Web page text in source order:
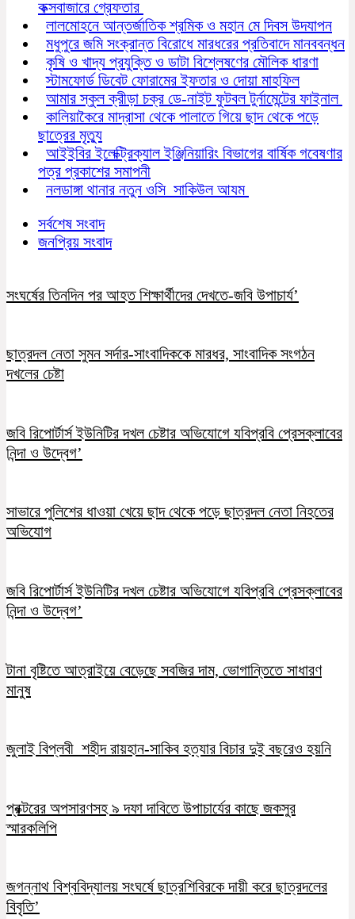
কক্সবাজারে গ্রেফতার
লালমোহনে আন্তর্জাতিক শ্রমিক ও মহান মে দিবস উদযাপন
মধুপুরে জমি সংক্রান্ত বিরোধে মারধরের প্রতিবাদে মানববন্ধন
কৃষি ও খাদ্য প্রযুক্তি ও ডাটা বিশ্লেষণের মৌলিক ধারণা
স্টামফোর্ড ডিবেট ফোরামের ইফতার ও দোয়া মাহফিল
আমার স্কুল ক্রীড়া চক্র ডে-নাইট ফুটবল টুর্নামেন্টের ফাইনাল
কালিয়াকৈরে মাদ্রাসা থেকে পালাতে গিয়ে ছাদ থেকে পড়ে
ছাত্রের মৃত্যু
আইইবির ইলেক্ট্রিক্যাল ইঞ্জিনিয়ারিং বিভাগের বার্ষিক গবেষণার
পত্র প্রকাশের সমাপনী
নলডাঙ্গা থানার নতুন ওসি সাকিউল আযম
সর্বশেষ সংবাদ
জনপ্রিয় সংবাদ
সংঘর্ষের তিনদিন পর আহত শিক্ষার্থীদের দেখতে-জবি উপাচার্য’
ছাত্রদল নেতা সুমন সর্দার-সাংবাদিককে মারধর, সাংবাদিক সংগঠন
দখলের চেষ্টা
জবি রিপোর্টার্স ইউনিটির দখল চেষ্টার অভিযোগে যবিপ্রবি প্রেসক্লাবের
নিন্দা ও উদ্বেগ’
সাভারে পুলিশের ধাওয়া খেয়ে ছাদ থেকে পড়ে ছাত্রদল নেতা নিহতের
অভিযোগ
জবি রিপোর্টার্স ইউনিটির দখল চেষ্টার অভিযোগে যবিপ্রবি প্রেসক্লাবের
নিন্দা ও উদ্বেগ’
টানা বৃষ্টিতে আত্রাইয়ে বেড়েছে সবজির দাম, ভোগান্তিতে সাধারণ
মানুষ
জুলাই বিপ্লবী শহীদ রায়হান-সাকিব হত্যার বিচার দুই বছরেও হয়নি
প্রক্টরের অপসারণসহ ৯ দফা দাবিতে উপাচার্যের কাছে জকসুর
স্মারকলিপি
জগন্নাথ বিশ্ববিদ্যালয় সংঘর্ষে ছাত্রশিবিরকে দায়ী করে ছাত্রদলের
বিবৃতি’